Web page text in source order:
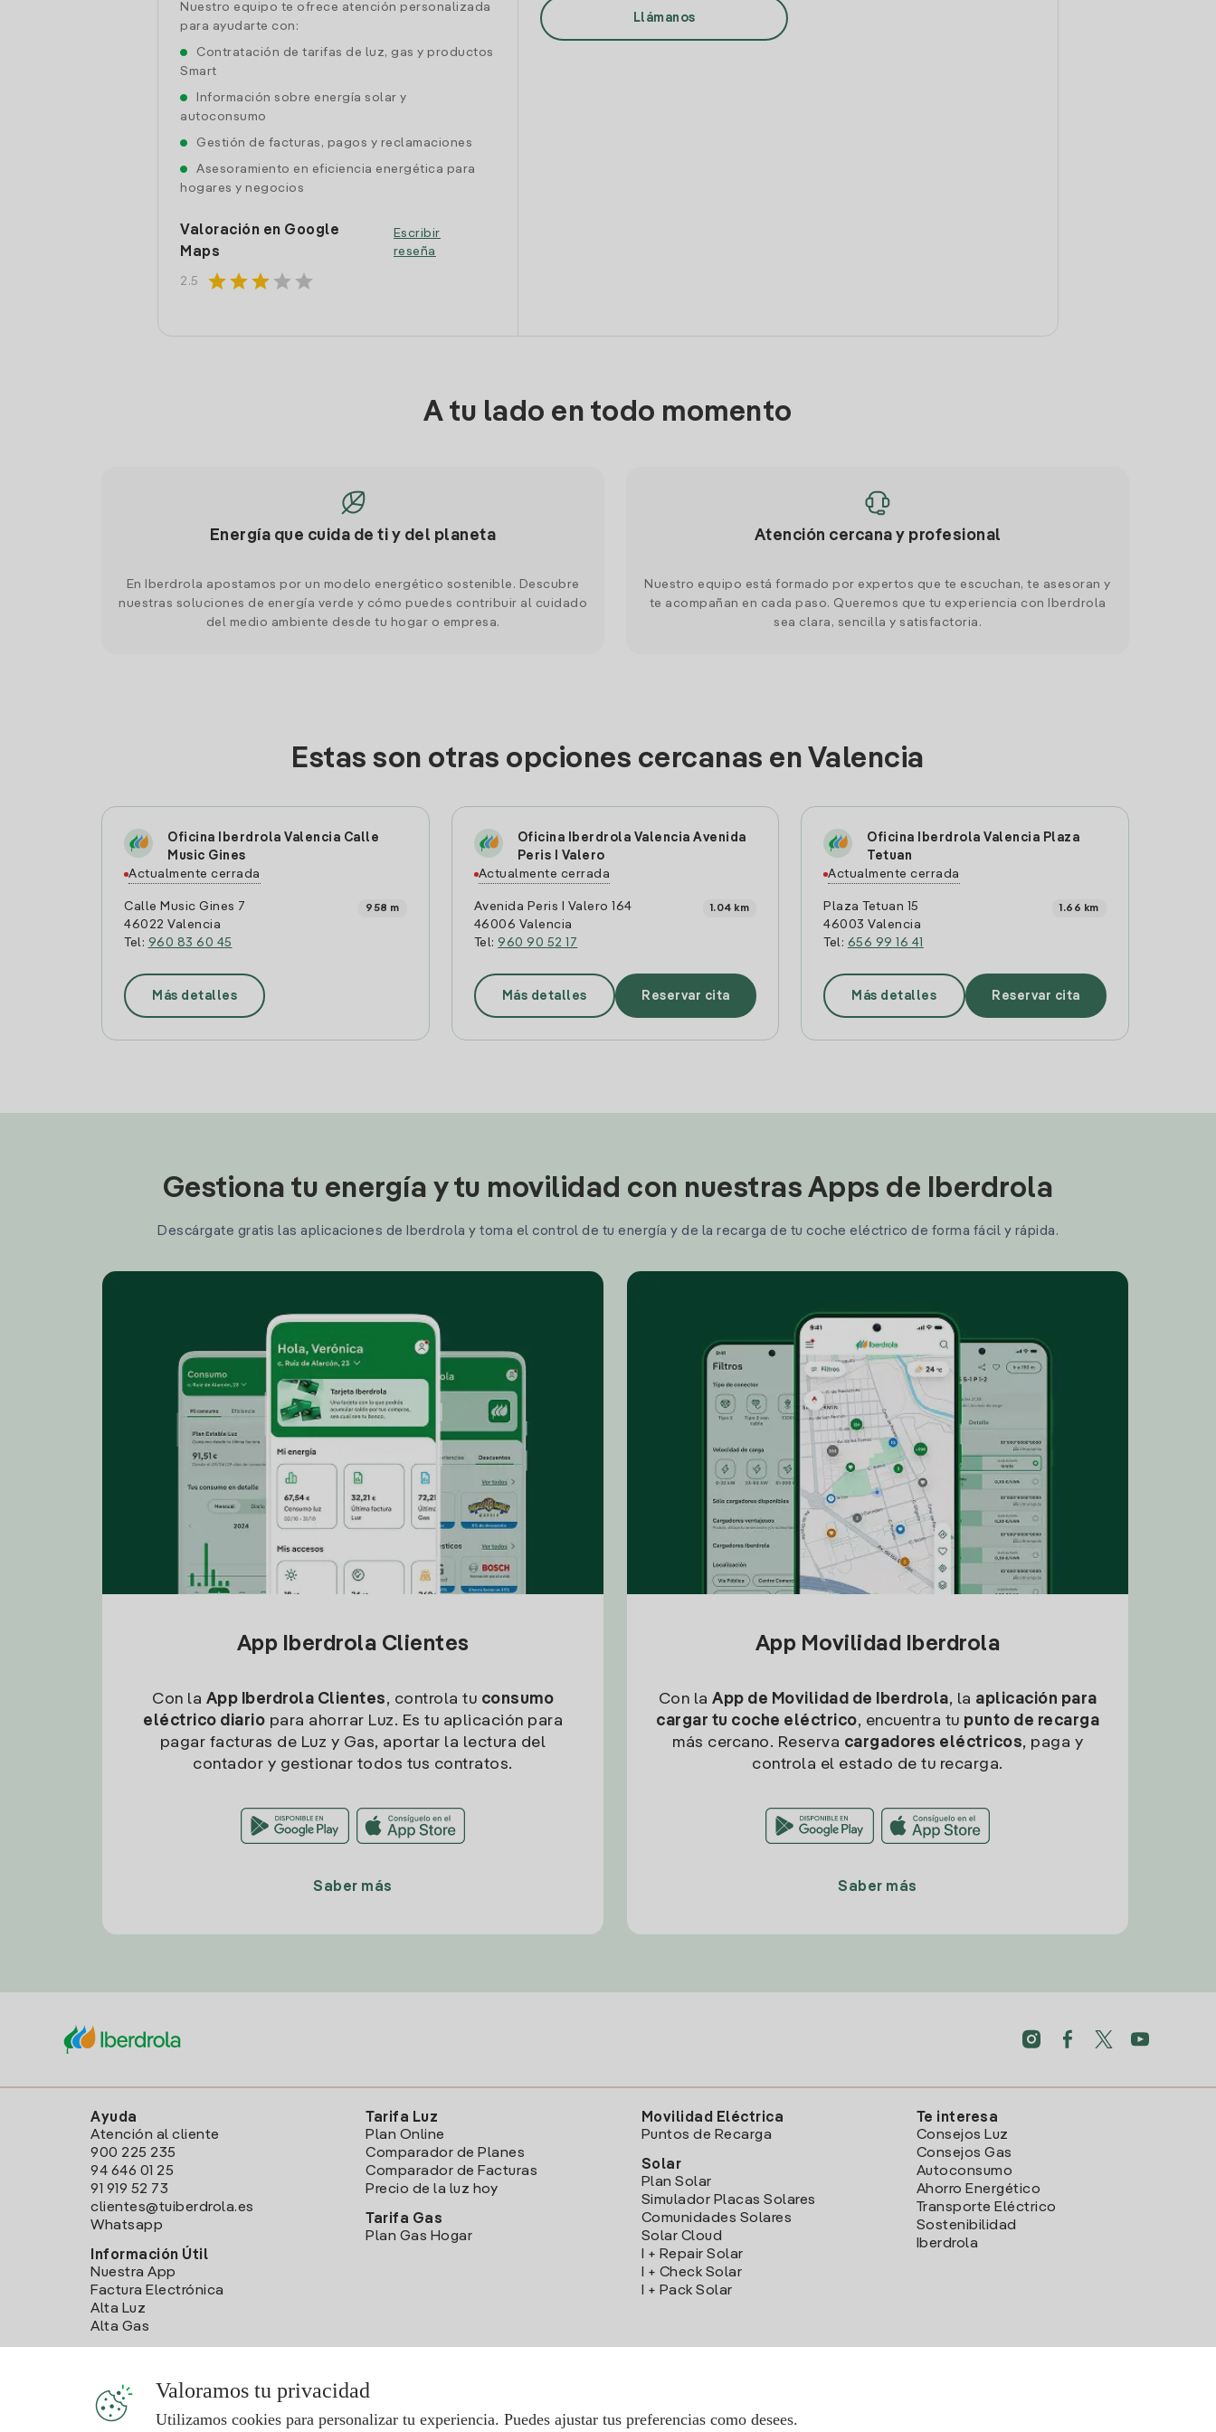
Nuestro equipo te ofrece atención personalizada
para ayudarte con:
Contratación de tarifas de luz, gas y productos
Smart
Información sobre energía solar y
autoconsumo
Gestión de facturas, pagos y reclamaciones
Asesoramiento en eficiencia energética para
hogares y negocios
Valoración en Google
Maps
2.5 starstarstar star star
Escribir
reseña
Llámanos
A tu lado en todo momento
Energía que cuida de ti y del planeta
En Iberdrola apostamos por un modelo energético sostenible. Descubre
nuestras soluciones de energía verde y cómo puedes contribuir al cuidado
del medio ambiente desde tu hogar o empresa.
Atención cercana y profesional
Nuestro equipo está formado por expertos que te escuchan, te asesoran y
te acompañan en cada paso. Queremos que tu experiencia con Iberdrola
sea clara, sencilla y satisfactoria.
Estas son otras opciones cercanas en Valencia
Oficina Iberdrola Valencia Calle
Music Gines
Actualmente cerrada
Calle Music Gines 7
46022 Valencia
Tel: 960 83 60 45
958 m
Más detalles
Oficina Iberdrola Valencia Avenida
Peris I Valero
Actualmente cerrada
Avenida Peris I Valero 164
46006 Valencia
Tel:960 90 52 17
1.04 km
Más detalles Reservar cita
Oficina Iberdrola Valencia Plaza
Tetuan
Actualmente cerrada
Plaza Tetuan 15
46003 Valencia
Tel: 656 99 16 41
1.66 km
Más detalles Reservar cita
Gestiona tu energía y tu movilidad con nuestras Apps de Iberdrola
Descárgate gratis las aplicaciones de Iberdrola y toma el control de tu energía y de la recarga de tu coche eléctrico de forma fácil y rápida.
App Iberdrola Clientes
Con la App Iberdrola Clientes, controla tu consumo
eléctrico diario para ahorrar Luz. Es tu aplicación para
pagar facturas de Luz y Gas, aportar la lectura del
contador y gestionar todos tus contratos.
Saber más
App Movilidad Iberdrola
Con la App de Movilidad de Iberdrola, la aplicación para
cargar tu coche eléctrico, encuentra tu punto de recarga
más cercano. Reserva cargadores eléctricos, paga y
controla el estado de tu recarga.
Saber más
Ayuda
Atención al cliente
900 225 235
94 646 01 25
91 919 52 73
clientes@tuiberdrola.es
Whatsapp
Información Útil
Nuestra App
Factura Electrónica
Alta Luz
Alta Gas
Tarifa Luz
Plan Online
Comparador de Planes
Comparador de Facturas
Precio de la luz hoy
Tarifa Gas
Plan Gas Hogar
Movilidad Eléctrica
Puntos de Recarga
Solar
Plan Solar
Simulador Placas Solares
Comunidades Solares
Solar Cloud
I + Repair Solar
I + Check Solar
I + Pack Solar
Te interesa
Consejos Luz
Consejos Gas
Autoconsumo
Ahorro Energético
Transporte Eléctrico
Sostenibilidad
Iberdrola
Valoramos tu privacidad
Utilizamos cookies para personalizar tu experiencia. Puedes ajustar tus preferencias como desees.